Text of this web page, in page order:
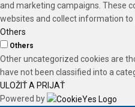
and marketing campaigns. These
websites and collect information to
Others
Others
Other uncategorized cookies are
have not been classified into a
ULOŽIŤ A PRIJAŤ
Powered by